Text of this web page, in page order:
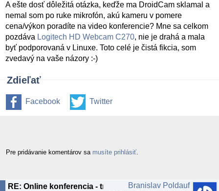
A ešte dosť dôležitá otázka, keďže ma DroidCam sklamal a
nemal som po ruke mikrofón, akú kameru v pomere
cena/výkon poradíte na video konferencie? Mne sa celkom
pozdáva Logitech HD Webcam C270, nie je drahá a mala
byť podporovaná v Linuxe. Toto celé je čistá fikcia, som
zvedavý na vaše názory :-)
Zdieľať
Facebook Twitter
Pre pridávanie komentárov sa musíte prihlásiť
Branislav Poldauf